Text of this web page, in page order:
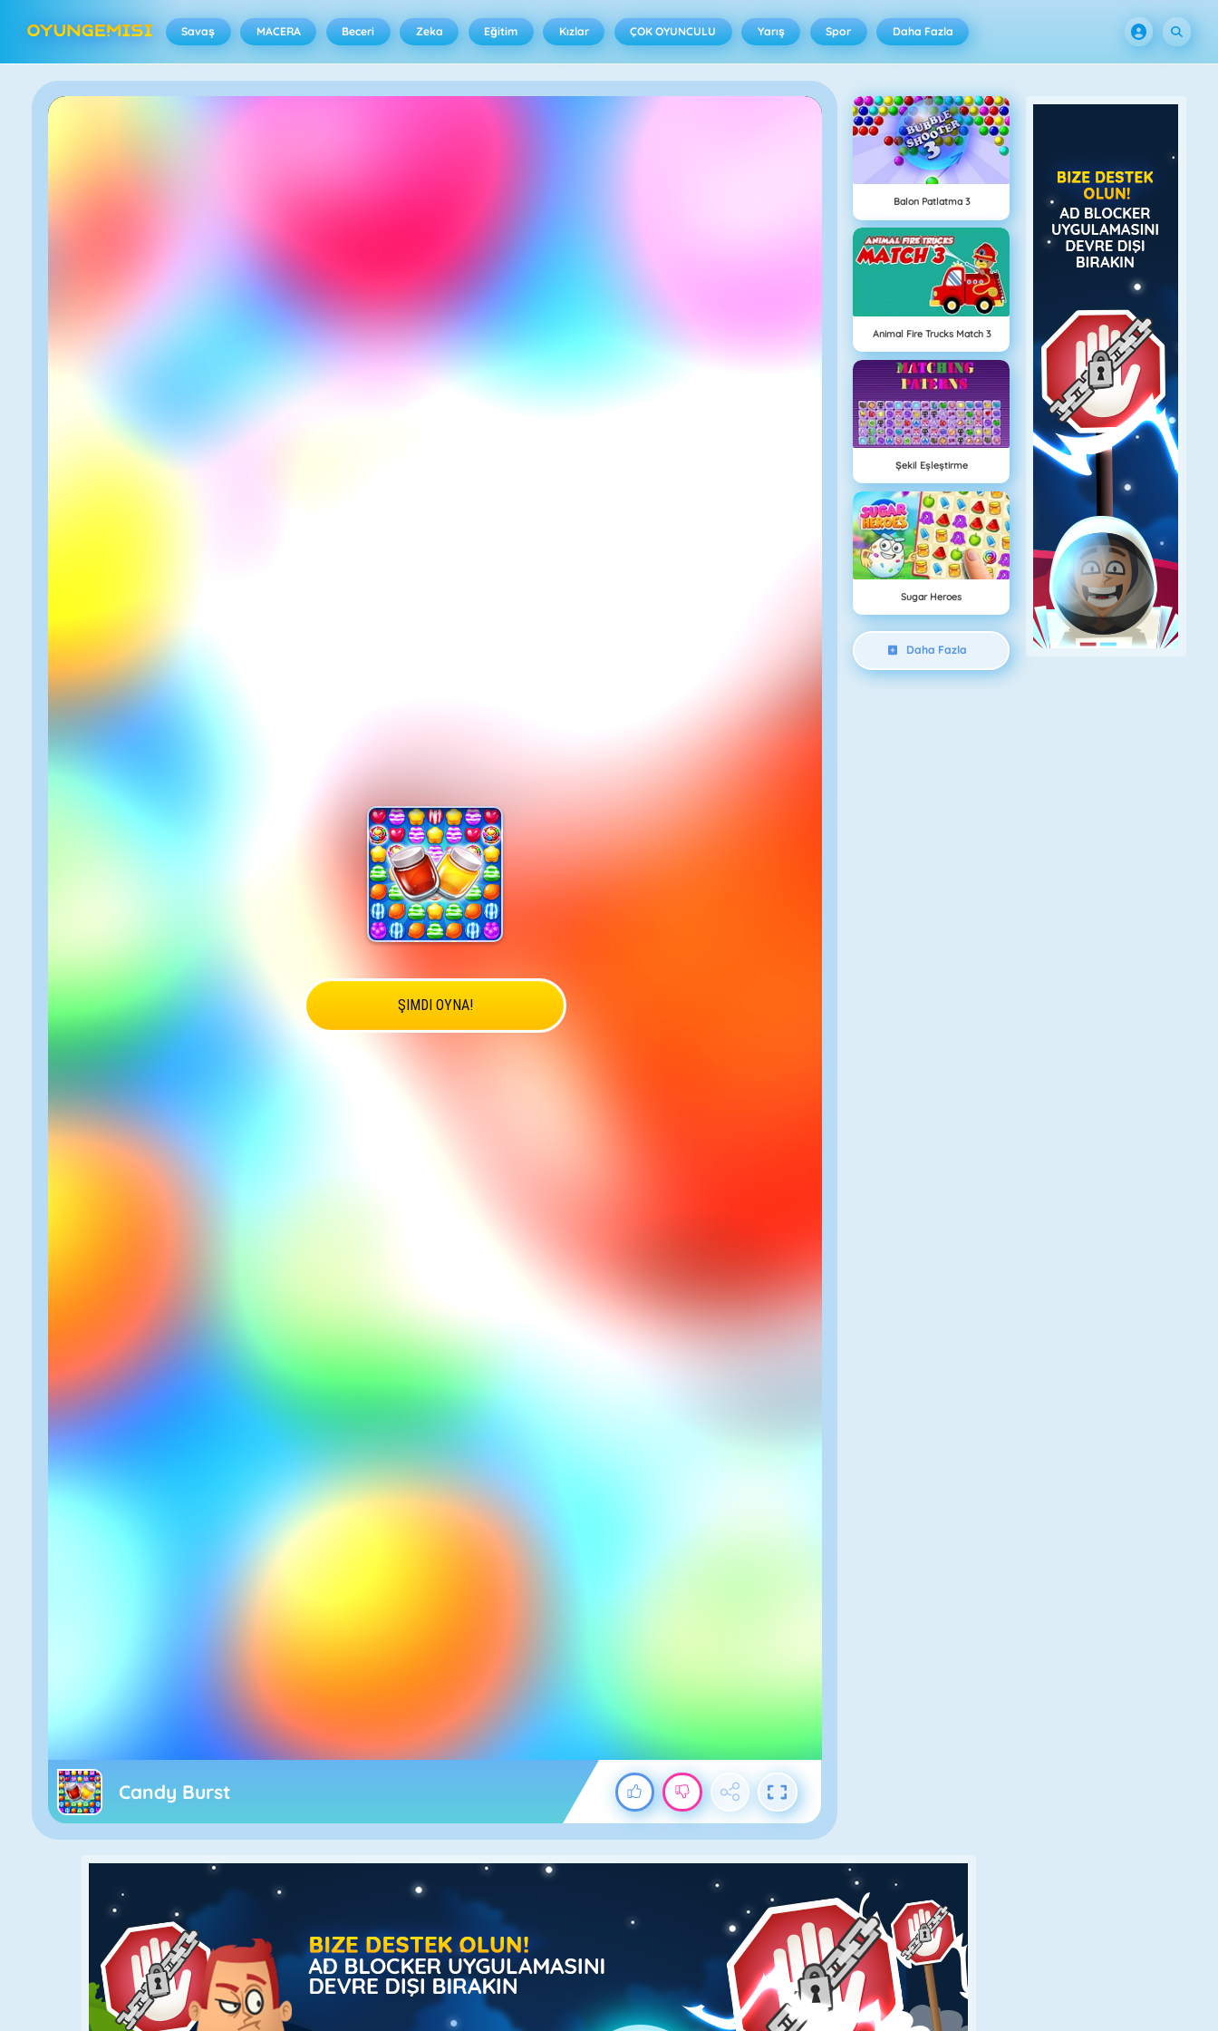
Savaş MACERA Beceri Zeka Eğitim Kızlar ÇOK OYUNCULU Yarış Spor Daha Fazla
Candy Burst
Balon Patlatma 3
Animal Fire Trucks Match 3
Şekil Eşleştirme
Sugar Heroes
Daha Fazla